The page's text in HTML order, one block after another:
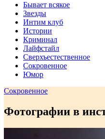
Бывает всякое
Звезды
Интим клуб
Истории
Криминал
Лайфстайл
Сверхъестественное
Сокровенное
Юмор
Сокровенное
Фотографии в